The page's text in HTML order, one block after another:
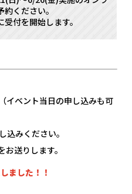
ください。
付を開始します。
イベント当日の申し込みも可
込みください。
お送りします。
ました！！